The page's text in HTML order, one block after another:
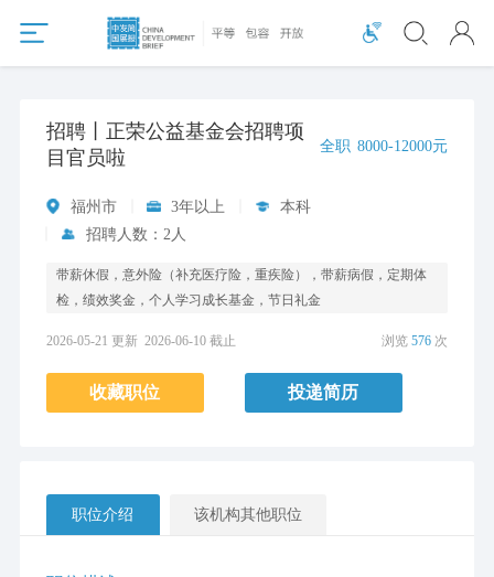
招聘丨正荣公益基金会招聘项
目官员啦
全职 8000-12000元
福州市 3年以上
本科
招聘人数：2人
带薪休假，意外险（补充医疗险，重疾险），带薪病假，定期体
检，绩效奖金，个人学习成长基金，节日礼金
2026-05-21 更新 2026-06-10 截止 浏览576 次
收藏职位 投递简历
职位介绍 该机构其他职位